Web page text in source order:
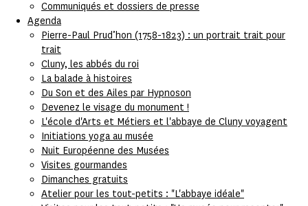
Communiqués et dossiers de presse
Agenda
Pierre-Paul Prud’hon (1758-1823) : un portrait trait pour
trait
Cluny, les abbés du roi
La balade à histoires
Du Son et des Ailes par Hypnoson
Devenez le visage du monument !
L'école d'Arts et Métiers et l'abbaye de Cluny voyagent
Initiations yoga au musée
Nuit Européenne des Musées
Visites gourmandes
Dimanches gratuits
Atelier pour les tout-petits : "L'abbaye idéale"